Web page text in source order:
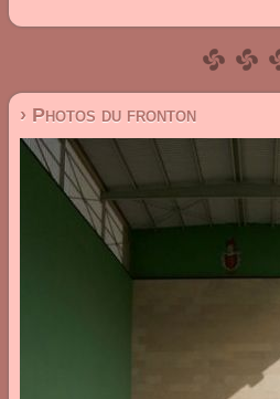
› Photos du fronton